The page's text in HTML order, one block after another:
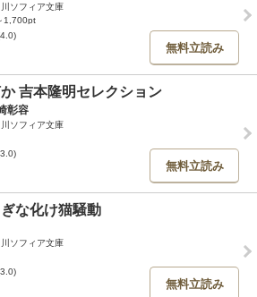
ソフィア文庫
1,700pt
無料立読み
吉本隆明セレクション
彰容
ソフィア文庫
無料立読み
な化け猫騒動
ソフィア文庫
無料立読み